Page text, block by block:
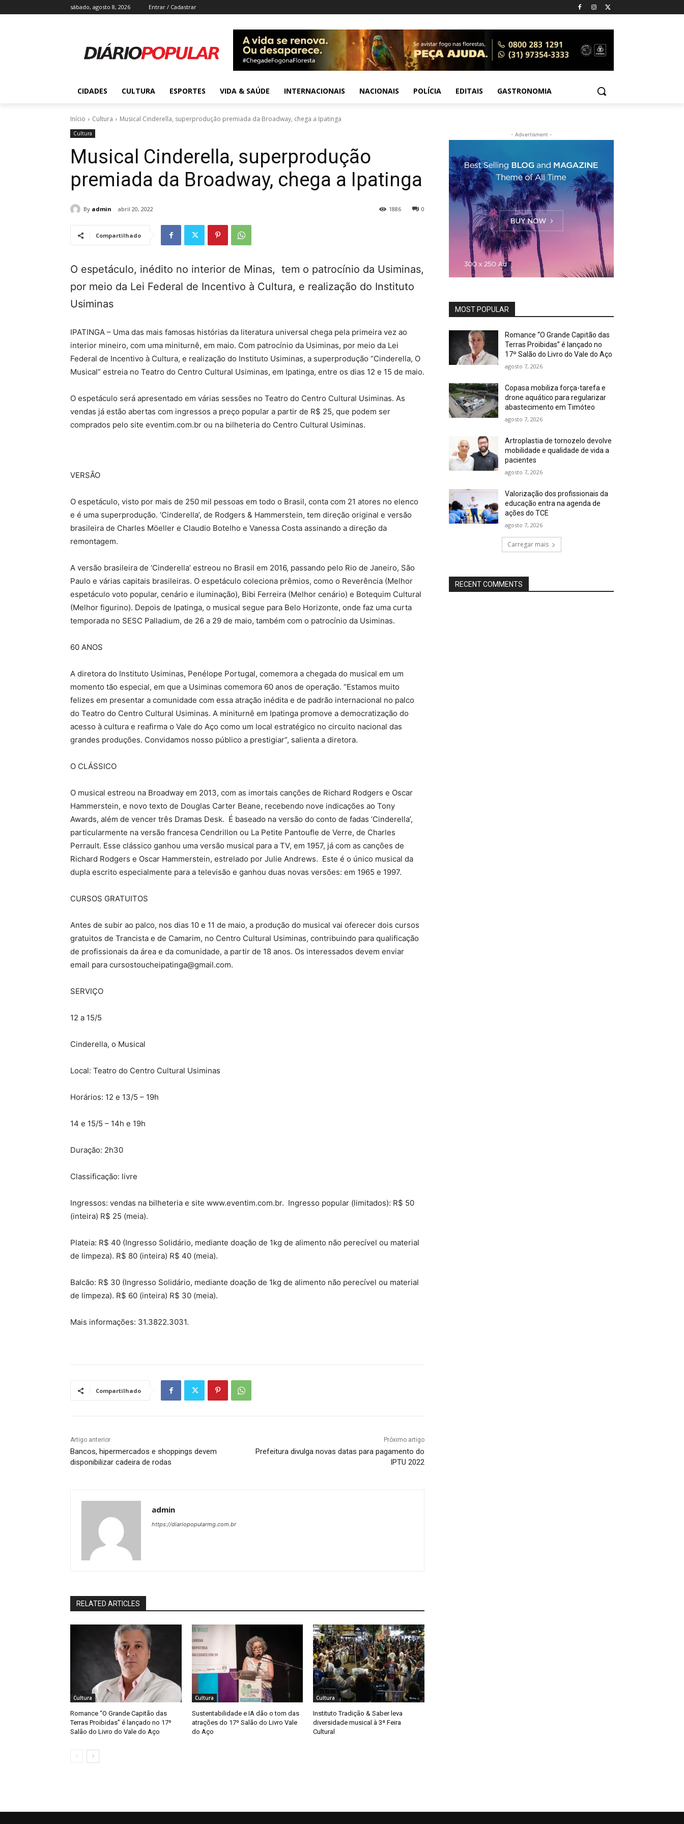
sábado, agosto 8, 2026 Entrar / Cadastrar
CIDADES CULTURA ESPORTES VIDA & SAÚDE INTERNACIONAIS NACIONAIS POLÍCIA EDITAIS GASTRONOMIA
Início Cultura Musical Cinderella, superprodução premiada da Broadway, chega a Ipatinga
Cultura
Musical Cinderella, superprodução
premiada da Broadway, chega a Ipatinga
By admin abril 20, 2022 0
1886
Compartilhado
O espetáculo, inédito no interior de Minas, tem o patrocínio da Usiminas,
por meio da Lei Federal de Incentivo à Cultura, e realização do Instituto
Usiminas
IPATINGA – Uma das mais famosas histórias da literatura universal chega pela primeira vez ao
interior mineiro, com uma miniturnê, em maio. Com patrocínio da Usiminas, por meio da Lei
Federal de Incentivo à Cultura, e realização do Instituto Usiminas, a superprodução “Cinderella, O
Musical” estreia no Teatro do Centro Cultural Usiminas, em Ipatinga, entre os dias 12 e 15 de maio.
O espetáculo será apresentado em várias sessões no Teatro do Centro Cultural Usiminas. As
vendas já estão abertas com ingressos a preço popular a partir de R$ 25, que podem ser
comprados pelo site eventim.com.br ou na bilheteria do Centro Cultural Usiminas.
VERSÃO
O espetáculo, visto por mais de 250 mil pessoas em todo o Brasil, conta com 21 atores no elenco
e é uma superprodução. ‘Cinderella’, de Rodgers & Hammerstein, tem direção original e versão
brasileira de Charles Möeller e Claudio Botelho e Vanessa Costa assinando a direção da
remontagem.
A versão brasileira de ‘Cinderella’ estreou no Brasil em 2016, passando pelo Rio de Janeiro, São
Paulo e várias capitais brasileiras. O espetáculo coleciona prêmios, como o Reverência (Melhor
espetáculo voto popular, cenário e iluminação), Bibi Ferreira (Melhor cenário) e Botequim Cultural
(Melhor figurino). Depois de Ipatinga, o musical segue para Belo Horizonte, onde faz uma curta
temporada no SESC Palladium, de 26 a 29 de maio, também com o patrocínio da Usiminas.
60 ANOS
A diretora do Instituto Usiminas, Penélope Portugal, comemora a chegada do musical em um
momento tão especial, em que a Usiminas comemora 60 anos de operação. “Estamos muito
felizes em presentar a comunidade com essa atração inédita e de padrão internacional no palco
do Teatro do Centro Cultural Usiminas. A miniturnê em Ipatinga promove a democratização do
acesso à cultura e reafirma o Vale do Aço como um local estratégico no circuito nacional das
grandes produções. Convidamos nosso público a prestigiar”, salienta a diretora.
O CLÁSSICO
O musical estreou na Broadway em 2013, com as imortais canções de Richard Rodgers e Oscar
Hammerstein, e novo texto de Douglas Carter Beane, recebendo nove indicações ao Tony
Awards, além de vencer três Dramas Desk. É baseado na versão do conto de fadas ‘Cinderella’,
particularmente na versão francesa Cendrillon ou La Petite Pantoufle de Verre, de Charles
Perrault. Esse clássico ganhou uma versão musical para a TV, em 1957, já com as canções de
Richard Rodgers e Oscar Hammerstein, estrelado por Julie Andrews. Este é o único musical da
dupla escrito especialmente para a televisão e ganhou duas novas versões: em 1965 e 1997.
CURSOS GRATUITOS
Antes de subir ao palco, nos dias 10 e 11 de maio, a produção do musical vai oferecer dois cursos
gratuitos de Trancista e de Camarim, no Centro Cultural Usiminas, contribuindo para qualificação
de profissionais da área e da comunidade, a partir de 18 anos. Os interessados devem enviar
email para cursostoucheipatinga@gmail.com.
SERVIÇO
12 a 15/5
Cinderella, o Musical
Local: Teatro do Centro Cultural Usiminas
Horários: 12 e 13/5 – 19h
14 e 15/5 – 14h e 19h
Duração: 2h30
Classificação: livre
Ingressos: vendas na bilheteria e site www.eventim.com.br. Ingresso popular (limitados): R$ 50
(inteira) R$ 25 (meia).
Plateia: R$ 40 (Ingresso Solidário, mediante doação de 1kg de alimento não perecível ou material
de limpeza). R$ 80 (inteira) R$ 40 (meia).
Balcão: R$ 30 (Ingresso Solidário, mediante doação de 1kg de alimento não perecível ou material
de limpeza). R$ 60 (inteira) R$ 30 (meia).
Mais informações: 31.3822.3031.
Compartilhado
Artigo anterior
Bancos, hipermercados e shoppings devem
disponibilizar cadeira de rodas
Próximo artigo
Prefeitura divulga novas datas para pagamento do
IPTU 2022
admin
https://diariopopularmg.com.br
RELATED ARTICLES
Cultura
Romance “O Grande Capitão das
Terras Proibidas” é lançado no 17º
Salão do Livro do Vale do Aço
Cultura
Sustentabilidade e IA dão o tom das
atrações do 17º Salão do Livro Vale
do Aço
Cultura
Instituto Tradição & Saber leva
diversidade musical à 3ª Feira
Cultural
- Advertisment -
MOST POPULAR
Romance “O Grande Capitão das
Terras Proibidas” é lançado no
17º Salão do Livro do Vale do Aço
agosto 7, 2026
Copasa mobiliza força-tarefa e
drone aquático para regularizar
abastecimento em Timóteo
agosto 7, 2026
Artroplastia de tornozelo devolve
mobilidade e qualidade de vida a
pacientes
agosto 7, 2026
Valorização dos profissionais da
educação entra na agenda de
ações do TCE
agosto 7, 2026
Carregar mais
RECENT COMMENTS